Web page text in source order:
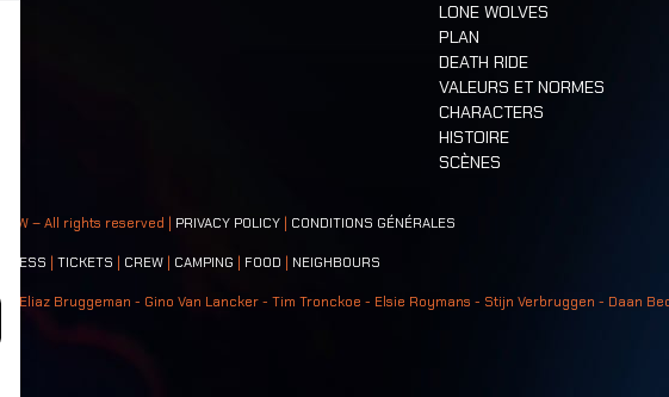
LONE WOLVES
PLAN
DEATH RIDE
VALEURS ET NORMES
CHARACTERS
HISTOIRE
SCÈNES
– All rights reserved | PRIVACY POLICY CONDITIONS GÉNÉRALES
PRESS TICKETS CREW CAMPING FOOD NEIGHBOURS
- Eliaz Bruggeman - Gino Van Lancker - Tim Tronckoe - Elsie Roymans - Stijn Verbruggen - Daan